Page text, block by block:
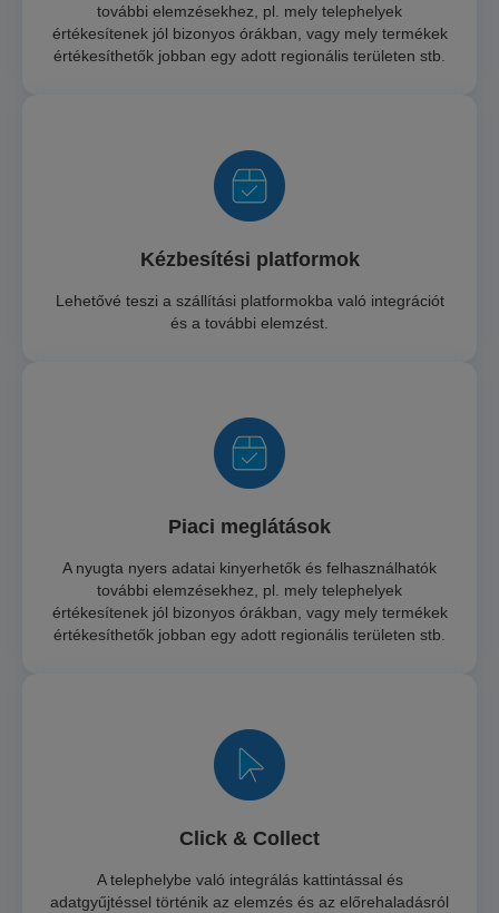
további elemzésekhez, pl. mely telephelyek
értékesítenek jól bizonyos órákban, vagy mely termékek
értékesíthetők jobban egy adott regionális területen stb.
Kézbesítési platformok
Lehetővé teszi a szállítási platformokba való integrációt
és a további elemzést.
Piaci meglátások
A nyugta nyers adatai kinyerhetők és felhasználhatók
további elemzésekhez, pl. mely telephelyek
értékesítenek jól bizonyos órákban, vagy mely termékek
értékesíthetők jobban egy adott regionális területen stb.
Click & Collect
A telephelybe való integrálás kattintással és
adatgyűjtéssel történik az elemzés és az előrehaladásról